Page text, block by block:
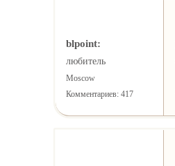
blpoint:
любитель
Moscow
Комментариев: 417